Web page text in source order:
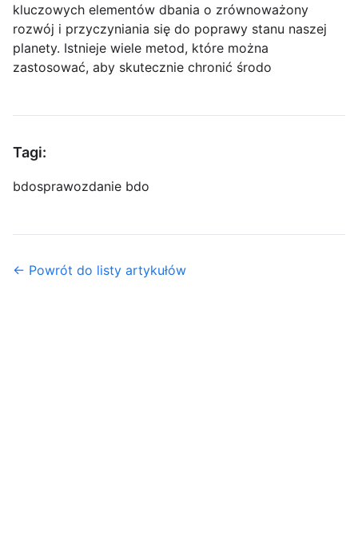
kluczowych elementów dbania o zrównoważony
rozwój i przyczyniania się do poprawy stanu naszej
planety. Istnieje wiele metod, które można
zastosować, aby skutecznie chronić środo
Tagi:
bdosprawozdanie bdo
← Powrót do listy artykułów